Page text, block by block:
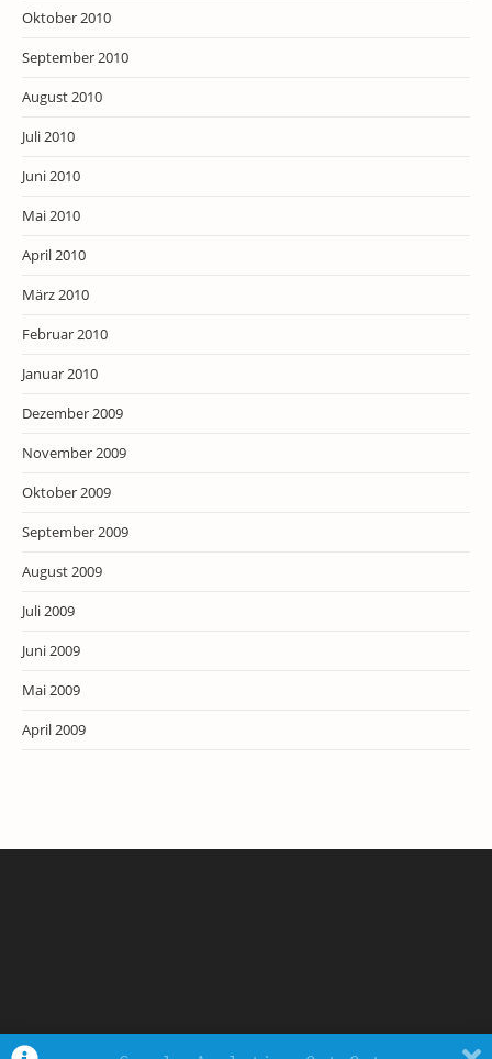
Oktober 2010
September 2010
August 2010
Juli 2010
Juni 2010
Mai 2010
April 2010
März 2010
Februar 2010
Januar 2010
Dezember 2009
November 2009
Oktober 2009
September 2009
August 2009
Juli 2009
Juni 2009
Mai 2009
April 2009